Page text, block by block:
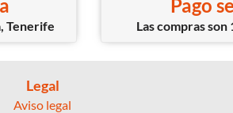
Tenerife
Pago
Las compras son
Legal
Aviso legal